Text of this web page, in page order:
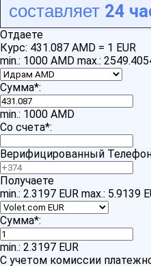
составляет 24
Отдаете
Курс: 431.087 AMD = 1 EUR
min.: 1000 AMD max.:
Сумма*:
min.: 1000 AMD
Со счета*:
Верифицированный
Получаете
min.: 2.3197 EUR max.: 5.9139
Сумма*:
min.: 2.3197 EUR
С учетом комиссии